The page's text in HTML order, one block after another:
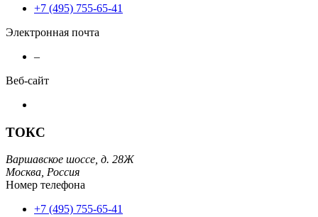
+7 (495) 755-65-41
Электронная почта
–
Веб-сайт
ТОКС
Варшавское шоссе, д. 28Ж
Москва, Россия
Номер телефона
+7 (495) 755-65-41